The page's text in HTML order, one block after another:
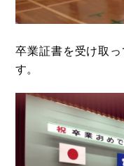
卒業証書を受け取
す。